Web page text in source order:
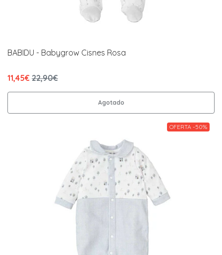
BABIDU - Babygrow Cisnes Rosa
11,45€ 22,90€
Agotado
OFERTA -50%